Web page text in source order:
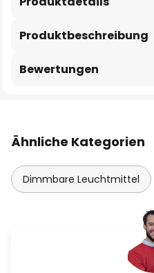
Produktbeschreibung
Bewertungen
Ähnliche Kategorien
Dimmbare Leuchtmittel